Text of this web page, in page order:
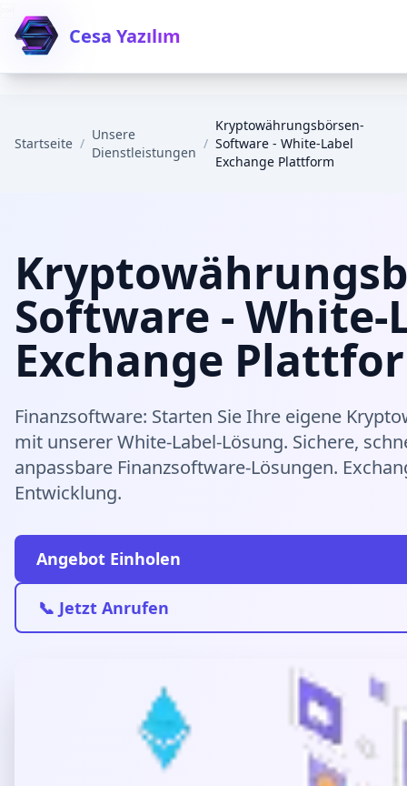
Cesa Yazılım
Startseite /
Unsere
Dienstleistungen
/
Kryptowährungsbörsen-
Software - White-Label
Exchange Plattform
Software - White-
Exchange
Finanzsoftware: Starten Sie Ihre eigene
mit unserer White-Label-Lösung. Sichere,
anpassbare Finanzsoftware-Lösungen.
Entwicklung.
Angebot Einholen
📞 Jetzt Anrufen